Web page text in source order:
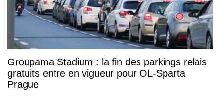
Groupama Stadium : la fin des parkings relais
gratuits entre en vigueur pour OL-Sparta
Prague